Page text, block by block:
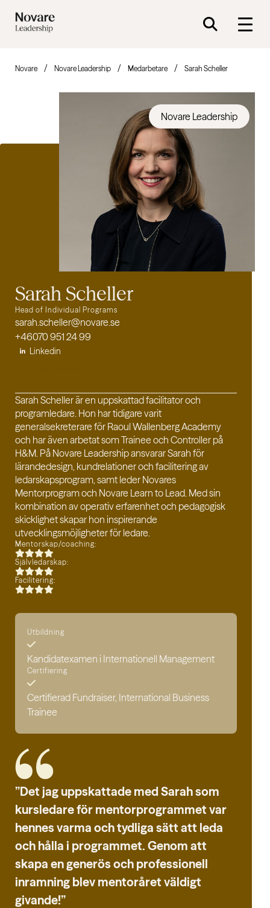
Novare Novare Leadership Medarbetare Sarah Scheller
Sarah Scheller
Head of Individual Programs
sarah.scheller@novare.se
+46070 951 24 99
Linkedin
Sarah Scheller är en uppskattad facilitator och
programledare. Hon har tidigare varit
generalsekreterare för Raoul Wallenberg Academy
och har även arbetat som Trainee och Controller på
H&M. På Novare Leadership ansvarar Sarah för
lärandedesign, kundrelationer och facilitering av
ledarskapsprogram, samt leder Novares
Mentorprogram och Novare Learn to Lead. Med sin
kombination av operativ erfarenhet och pedagogisk
skicklighet skapar hon inspirerande
utvecklingsmöjligheter för ledare.
Mentorskap/coaching:
Självledarskap:
Facilitering:
Utbildning
Kandidatexamen i Internationell Management
Certifiering
Certifierad Fundraiser, International Business
Trainee
”Det jag uppskattade med Sarah som
kursledare för mentorprogrammet var
hennes varma och tydliga sätt att leda
och hålla i programmet. Genom att
skapa en generös och professionell
inramning blev mentoråret väldigt
givande!”
Novare Leadership